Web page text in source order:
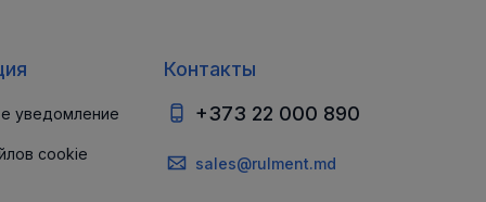
уведомление
cookie
Контакты
+373 22 000 890
sales@rulment.md